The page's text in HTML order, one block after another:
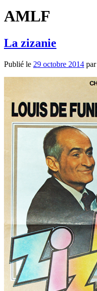
AMLF
La zizanie
Publié le 29 octobre 2014 par